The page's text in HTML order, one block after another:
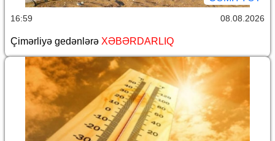
16:59 08.08.2026
Çimərliyə gedənlərə XƏBƏRDARLIQ